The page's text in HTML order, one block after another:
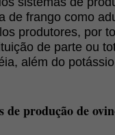
de frango como
produtores, por
de parte ou
além do
de produção de